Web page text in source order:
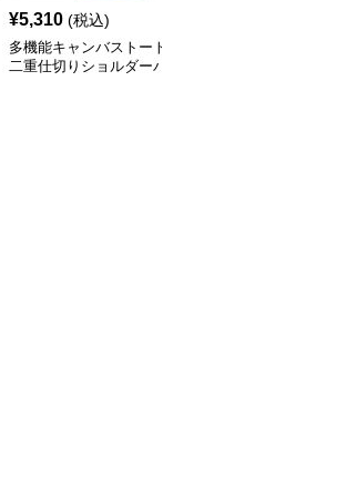
¥5,310 (税込)
多機能キャンバストート
二重仕切りショルダーバ